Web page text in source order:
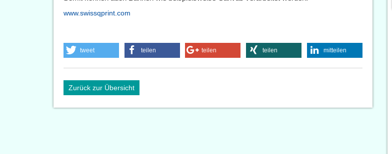
www.swissqprint.com
tweet teilen teilen teilen mitteilen
Zurück zur Übersicht